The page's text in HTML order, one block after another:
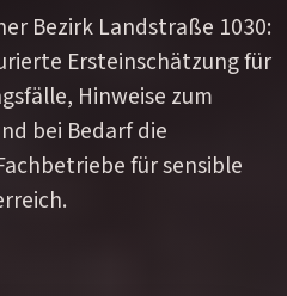
Bezirk Landstraße 1030:
Ersteinschätzung für
Hinweise zum
bei Bedarf die
für sensible